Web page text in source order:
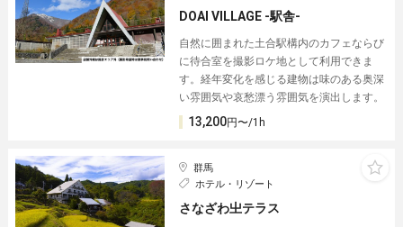
DOAI VILLAGE -駅舎-
自然に囲まれた土合駅構内のカフェならび
に待合室を撮影ロケ地として利用できま
す。経年変化を感じる建物は味のある奥深
い雰囲気や哀愁漂う雰囲気を演出します。
13,200円〜/1h
群馬
ホテル・リゾート
さなざわ㞢テラス